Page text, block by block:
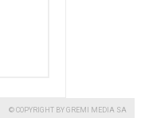
© COPYRIGHT BY GREMI MEDIA SA